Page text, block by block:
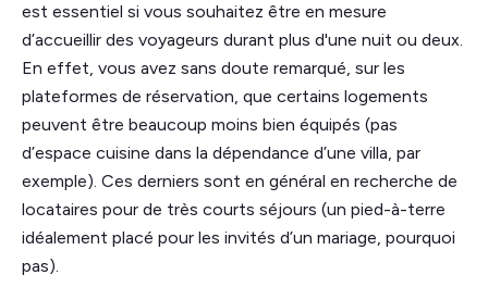
est essentiel si vous souhaitez être en mesure
d’accueillir des voyageurs durant plus d'une nuit ou deux.
En effet, vous avez sans doute remarqué, sur les
plateformes de réservation, que certains logements
peuvent être beaucoup moins bien équipés (pas
d’espace cuisine dans la dépendance d’une villa, par
exemple). Ces derniers sont en général en recherche de
locataires pour de très courts séjours (un pied-à-terre
idéalement placé pour les invités d’un mariage, pourquoi
pas).